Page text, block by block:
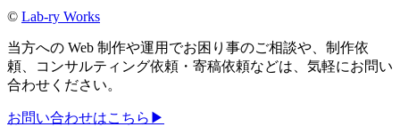
© Lab-ry Works
当方への Web 制作や運用でお困り事のご相談や、制作依
頼、コンサルティング依頼・寄稿依頼などは、気軽にお問い
合わせください。
お問い合わせはこちら ▶